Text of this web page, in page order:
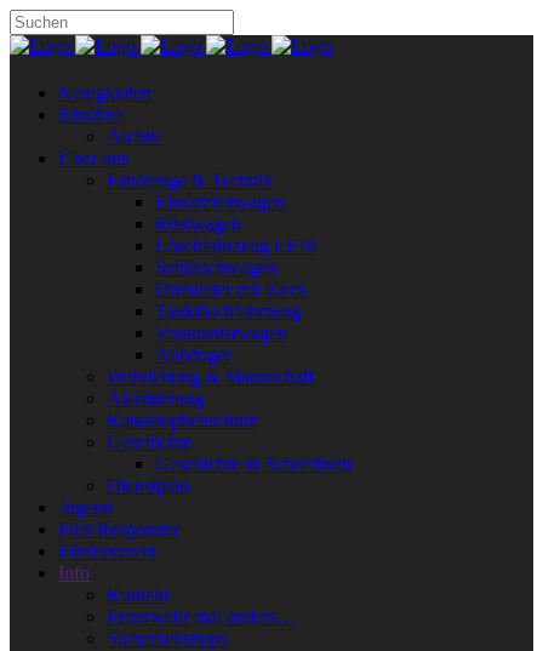
Neuigkeiten
Einsätze
Archiv
Über uns
Fahrzeuge & Technik
Einsatzleitwagen
Rüstwagen
Löschfahrzeug LF10
Schlauchwagen
Drehleiter mit Korb
Tanklöschfahrzeug
Vorausrüstwagen
Anhänger
Wehrleitung & Mannschaft
Alarmierung
Katastrophenschutz
Geschichte
Geschichte in Schriftform
Dienstplan
Jugend
First Responder
Förderverein
Info
Kontakt
Feuerwehr mal anders…
Sicherheitstipps